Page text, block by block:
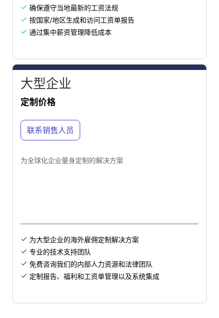
 确保遵守当地最新的工资法规
 按国家/地区生成和访问工资单报告
 通过集中薪资管理降低成本
大型企业
定制价格
联系销售人员
为全球化企业量身定制的解决方案
 为大型企业的海外雇佣定制解决方案
 专业的技术支持团队
 免费咨询我们的内部人力资源和法律团队
 定制报告、福利和工资单管理以及系统集成